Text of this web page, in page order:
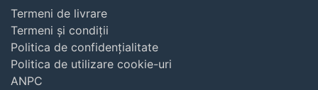
Termeni de livrare
Termeni și condiții
Politica de confidențialitate
Politica de utilizare cookie-uri
ANPC